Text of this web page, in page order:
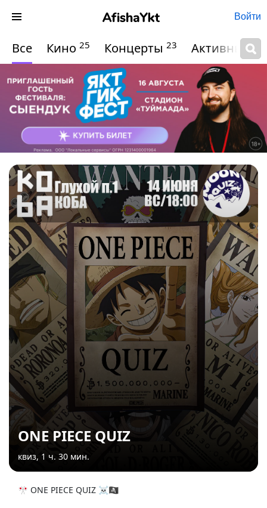
Войти
Все Кино 25 Концерты 23 Активный
ONE PIECE QUIZ
квиз, 1 ч. 30 мин.
🎌 ONE PIECE QUIZ ☠️🏴‍☠️